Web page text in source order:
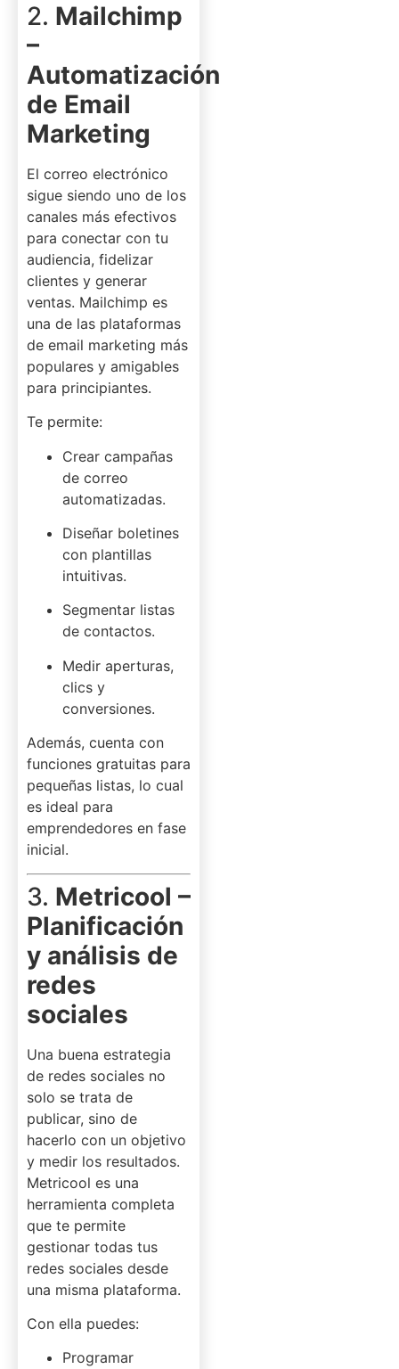
2. Mailchimp
–
Automatización
de Email
Marketing
El correo electrónico
sigue siendo uno de los
canales más efectivos
para conectar con tu
audiencia, fidelizar
clientes y generar
ventas. Mailchimp es
una de las plataformas
de email marketing más
populares y amigables
para principiantes.
Te permite:
Crear campañas
de correo
automatizadas.
Diseñar boletines
con plantillas
intuitivas.
Segmentar listas
de contactos.
Medir aperturas,
clics y
conversiones.
Además, cuenta con
funciones gratuitas para
pequeñas listas, lo cual
es ideal para
emprendedores en fase
inicial.
3. Metricool –
Planificación
y análisis de
redes
sociales
Una buena estrategia
de redes sociales no
solo se trata de
publicar, sino de
hacerlo con un objetivo
y medir los resultados.
Metricool es una
herramienta completa
que te permite
gestionar todas tus
redes sociales desde
una misma plataforma.
Con ella puedes:
Programar